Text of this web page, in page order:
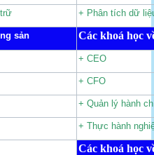
+ Phân tích dữ
sản Các khoá học
+ CEO
+ CFO
+ Quản lý hành
+ Thực hành
Các khoá học